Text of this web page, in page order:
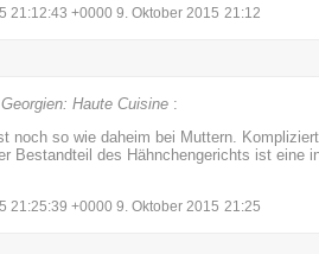
21:12:43 +0000 9. Oktober 2015 21:12
Haute Cuisine :
noch so wie daheim bei Muttern.
Bestandteil des Hähnchengerichts ist eine
21:25:39 +0000 9. Oktober 2015 21:25